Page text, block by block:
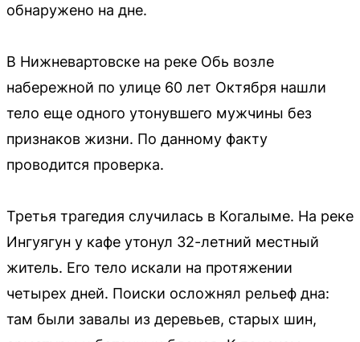
обнаружено на дне.
В Нижневартовске на реке Обь возле
набережной по улице 60 лет Октября нашли
тело еще одного утонувшего мужчины без
признаков жизни. По данному факту
проводится проверка.
Третья трагедия случилась в Когалыме. На реке
Ингуягун у кафе утонул 32-летний местный
житель. Его тело искали на протяжении
четырех дней. Поиски осложнял рельеф дна:
там были завалы из деревьев, старых шин,